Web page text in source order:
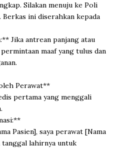
Silakan menuju ke Poli
Berkas ini diserahkan kepada
Jika antrean panjang atau
maaf yang tulus dan
Perawat**
pertama yang menggali
Pasien], saya perawat [Nama
lahirnya untuk